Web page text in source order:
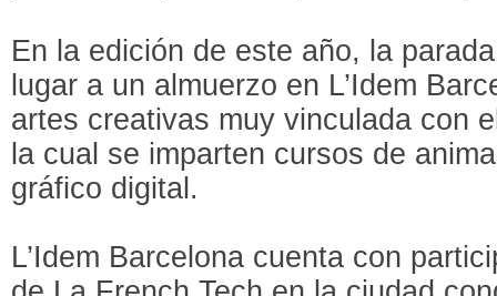
En la edición de este año, la
lugar a un almuerzo en L’Idem
artes creativas muy vinculada con
la cual se imparten cursos de
gráfico digital.
L’Idem Barcelona cuenta con